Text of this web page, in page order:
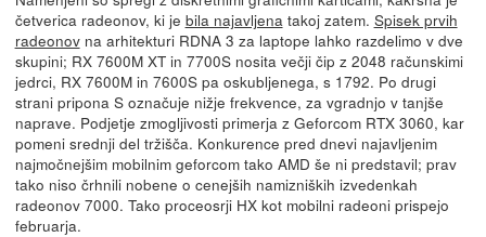
četverica radeonov, ki je bila najavljena takoj zatem. Spisek prvih
radeonovna arhitekturi RDNA 3 za laptope lahko razdelimo v dve
skupini; RX 7600M XT in 7700S nosita večji čip z 2048 računskimi
jedrci, RX 7600M in 7600S pa oskubljenega, s 1792. Po drugi
strani pripona S označuje nižje frekvence, za vgradnjo v tanjše
naprave. Podjetje zmogljivosti primerja z Geforcom RTX 3060, kar
pomeni srednji del tržišča. Konkurence pred dnevi najavljenim
najmočnejšim mobilnim geforcom tako AMD še ni predstavil; prav
tako niso črhnili nobene o cenejših namizniških izvedenkah
radeonov 7000. Tako proceosrji HX kot mobilni radeoni prispejo
februarja.